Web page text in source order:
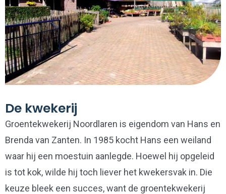
De kwekerij
Groentekwekerij Noordlaren is eigendom van Hans en
Brenda van Zanten. In 1985 kocht Hans een weiland
waar hij een moestuin aanlegde. Hoewel hij opgeleid
is tot kok, wilde hij toch liever het kwekersvak in. Die
keuze bleek een succes, want de groentekwekerij